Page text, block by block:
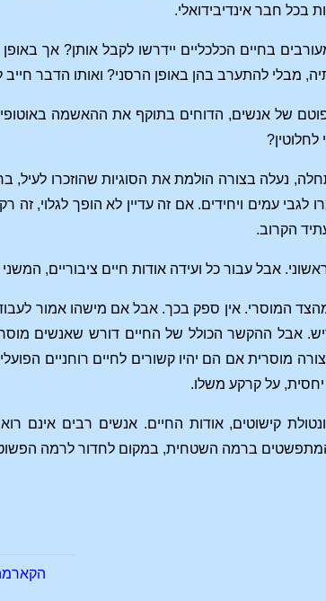
חבר אינדיבידואלי.
בחיים הכלכליים יידרשו לקבל אותן? אך
מבלי להתערב בהן באופן הרסני? ואותו הדבר
של אנשים, הדוחים בתוקף את ההאשמה
לחלוטין?
נעלה בצורה הולמת את הסוגיות שהוזכרו לעיל,
עמים ויחידים. אם זה עדיין לא הופך לגלוי,
הקרוב.
אבל עבור כל ועידה אודות חיים ציבוריים, המשני
המוסרי. אין ספק בכך. אבל אם מישהו אמור
אבל ההקשר הכולל של החיים דורש שאנשים
מוסרית אם הם יהיו קשורים לחיים רוחניים
על קרקע משלו.
קישוטים, אודות החיים. אנשים רבים אינם
ברמה השטחית, במקום לחדור לרמה